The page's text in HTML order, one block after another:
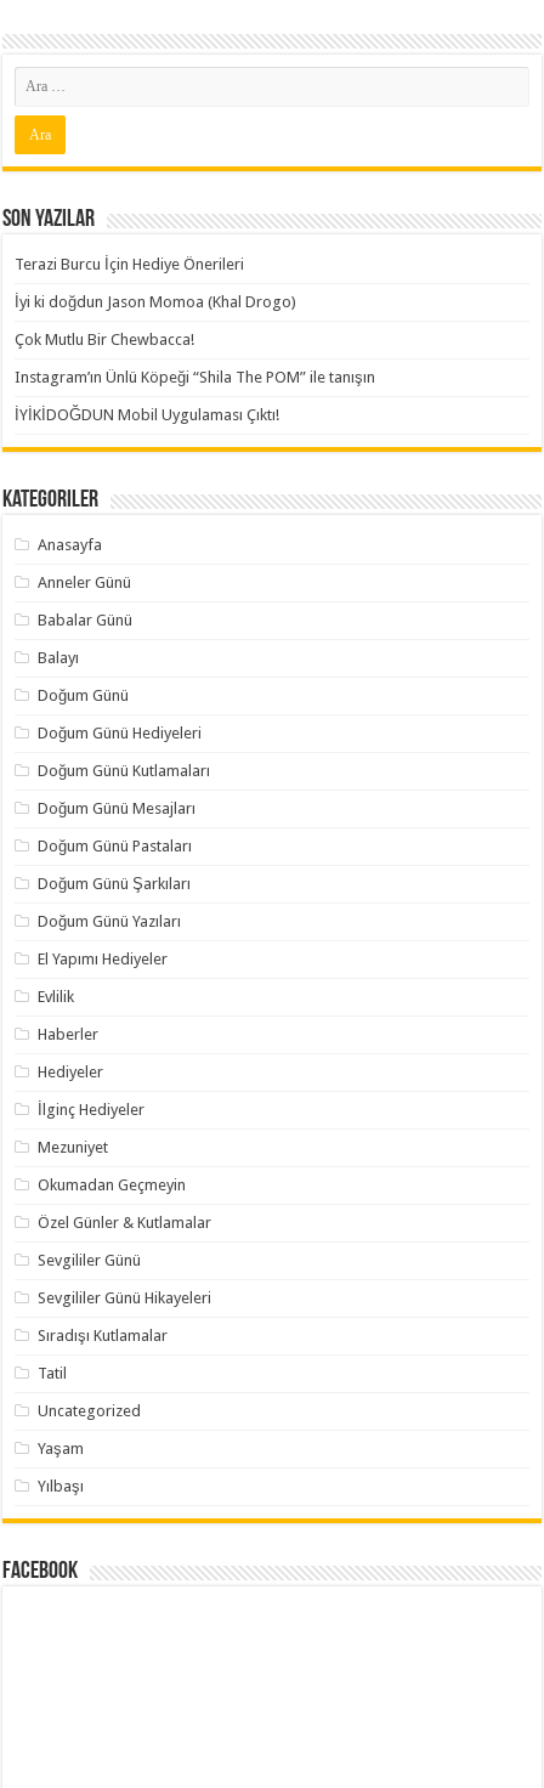
Son Yazılar
Terazi Burcu İçin Hediye Önerileri
İyi ki doğdun Jason Momoa (Khal Drogo)
Çok Mutlu Bir Chewbacca!
Instagram’ın Ünlü Köpeği “Shila The POM” ile tanışın
İYİKİDOĞDUN Mobil Uygulaması Çıktı!
Kategoriler
Anasayfa
Anneler Günü
Babalar Günü
Balayı
Doğum Günü
Doğum Günü Hediyeleri
Doğum Günü Kutlamaları
Doğum Günü Mesajları
Doğum Günü Pastaları
Doğum Günü Şarkıları
Doğum Günü Yazıları
El Yapımı Hediyeler
Evlilik
Haberler
Hediyeler
İlginç Hediyeler
Mezuniyet
Okumadan Geçmeyin
Özel Günler & Kutlamalar
Sevgililer Günü
Sevgililer Günü Hikayeleri
Sıradışı Kutlamalar
Tatil
Uncategorized
Yaşam
Yılbaşı
Facebook